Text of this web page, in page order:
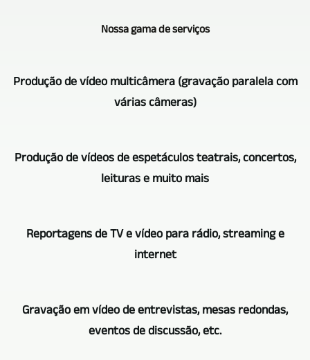
Nossa gama de serviços
Produção de vídeo multicâmera (gravação paralela com
várias câmeras)
se
trata
gravação
multicâmera
de
vídeo,
Produção de vídeos de espetáculos teatrais, concertos,
leituras e muito mais
gravação
em
de
espetáculos
Reportagens de TV e vídeo para rádio, streaming e
internet
riqueza
de
Gravação em vídeo de entrevistas, mesas redondas,
eventos de discussão, etc.